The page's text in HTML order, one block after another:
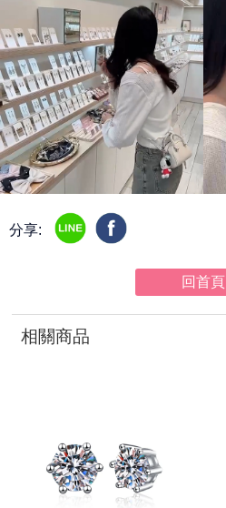
分享:
回首頁
相關商品